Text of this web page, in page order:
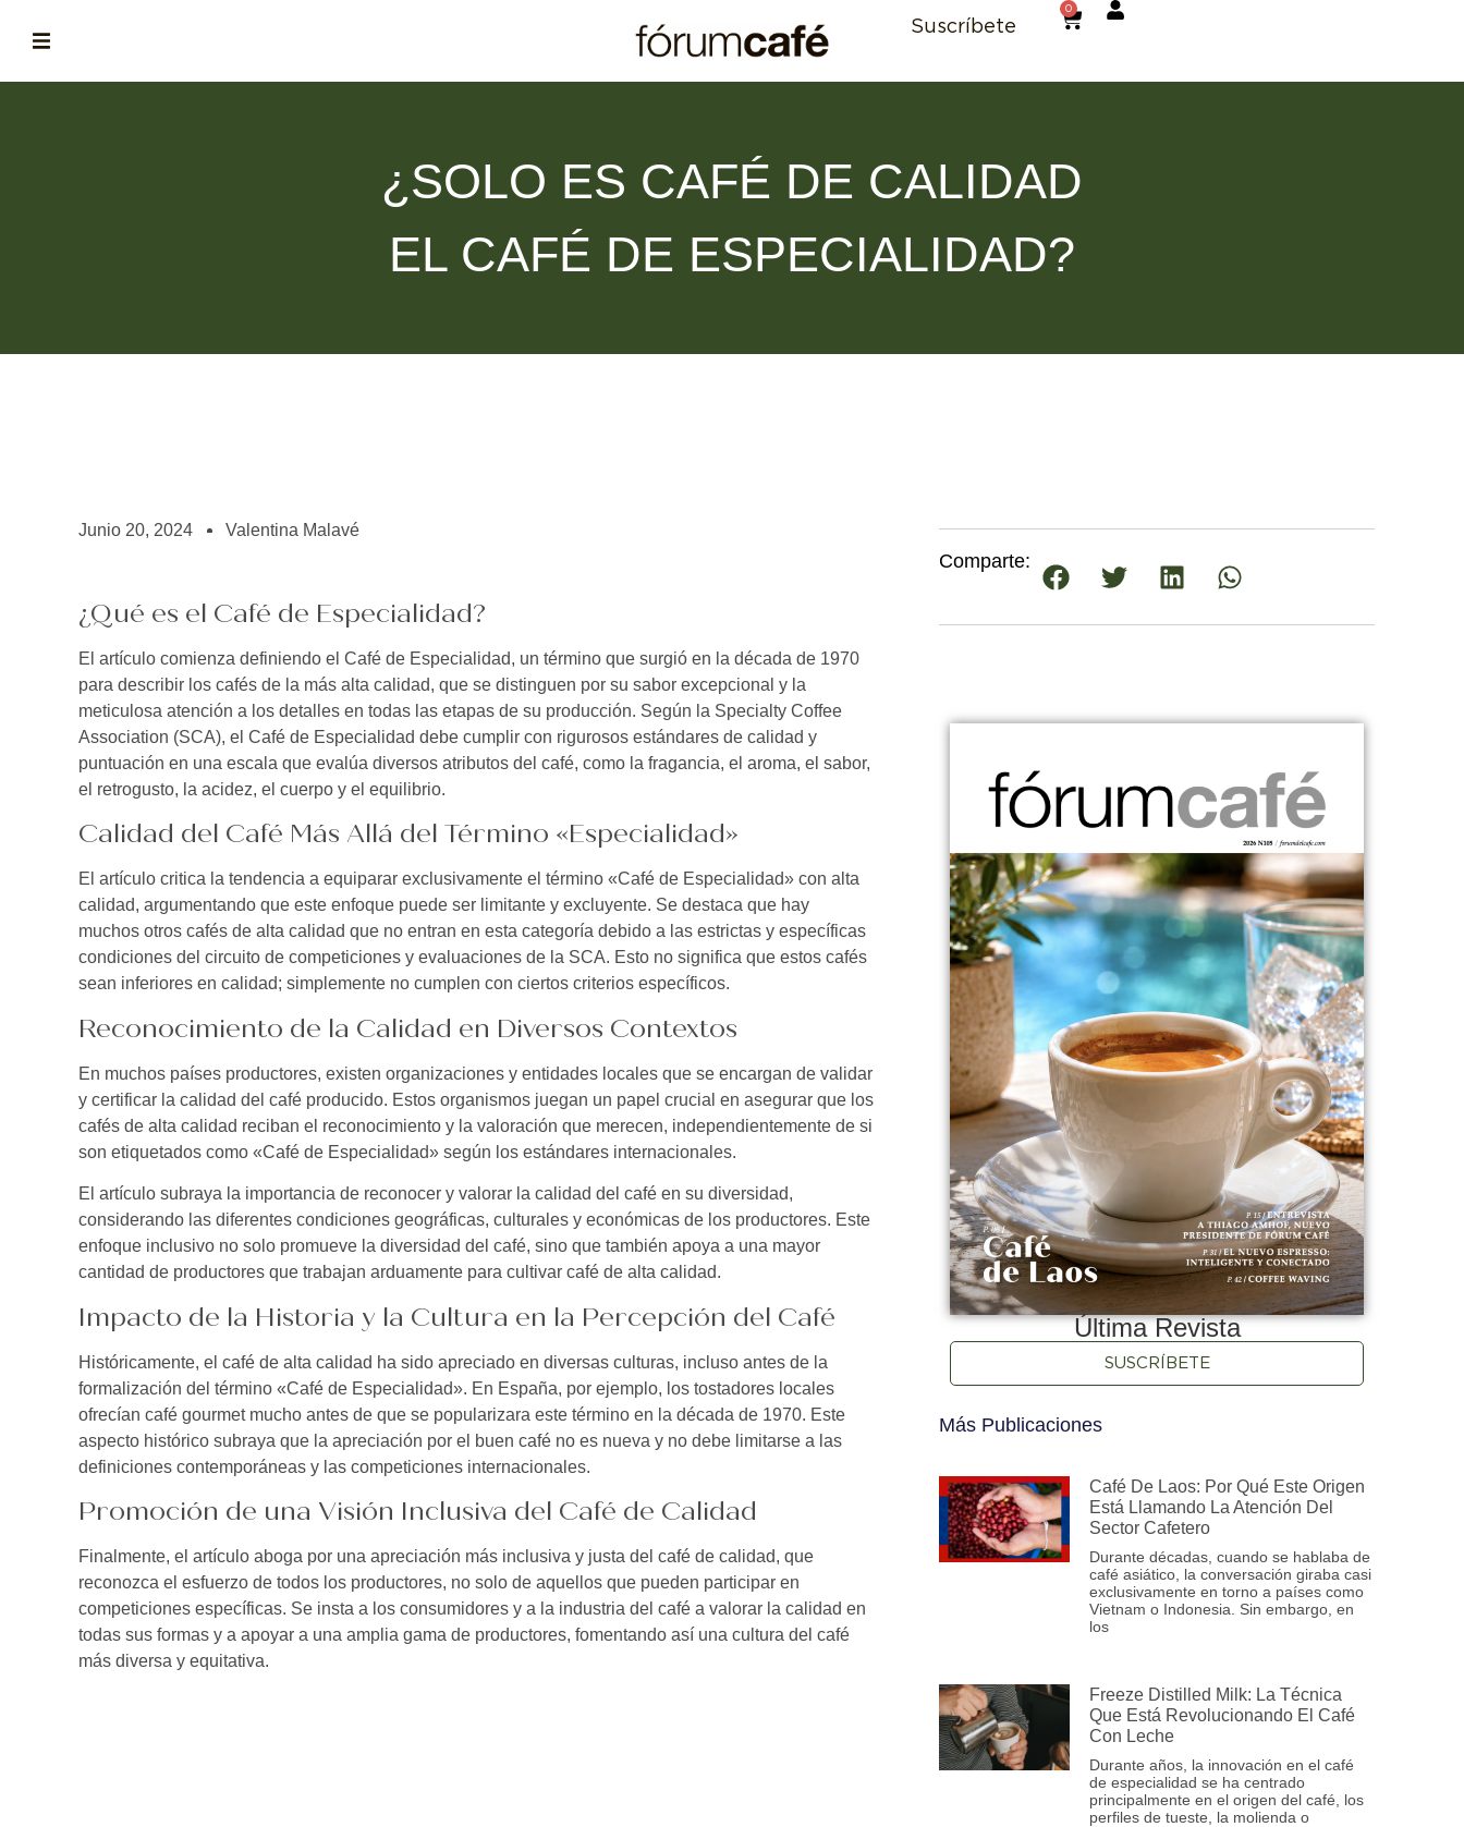
¡te imaginas vivir de tu pasión por el café?
Suscríbete
0
¿SOLO ES CAFÉ DE CALIDAD
EL CAFÉ DE ESPECIALIDAD?
Junio 20, 2024 Valentina Malavé
¿Qué es el Café de Especialidad?
El artículo comienza definiendo el Café de Especialidad, un término que surgió en la década de 1970
para describir los cafés de la más alta calidad, que se distinguen por su sabor excepcional y la
meticulosa atención a los detalles en todas las etapas de su producción. Según la Specialty Coffee
Association (SCA), el Café de Especialidad debe cumplir con rigurosos estándares de calidad y
puntuación en una escala que evalúa diversos atributos del café, como la fragancia, el aroma, el sabor,
el retrogusto, la acidez, el cuerpo y el equilibrio.
Calidad del Café Más Allá del Término «Especialidad»
El artículo critica la tendencia a equiparar exclusivamente el término «Café de Especialidad» con alta
calidad, argumentando que este enfoque puede ser limitante y excluyente. Se destaca que hay
muchos otros cafés de alta calidad que no entran en esta categoría debido a las estrictas y específicas
condiciones del circuito de competiciones y evaluaciones de la SCA. Esto no significa que estos cafés
sean inferiores en calidad; simplemente no cumplen con ciertos criterios específicos.
Reconocimiento de la Calidad en Diversos Contextos
En muchos países productores, existen organizaciones y entidades locales que se encargan de validar
y certificar la calidad del café producido. Estos organismos juegan un papel crucial en asegurar que los
cafés de alta calidad reciban el reconocimiento y la valoración que merecen, independientemente de si
son etiquetados como «Café de Especialidad» según los estándares internacionales.
El artículo subraya la importancia de reconocer y valorar la calidad del café en su diversidad,
considerando las diferentes condiciones geográficas, culturales y económicas de los productores. Este
enfoque inclusivo no solo promueve la diversidad del café, sino que también apoya a una mayor
cantidad de productores que trabajan arduamente para cultivar café de alta calidad.
Impacto de la Historia y la Cultura en la Percepción del Café
Históricamente, el café de alta calidad ha sido apreciado en diversas culturas, incluso antes de la
formalización del término «Café de Especialidad». En España, por ejemplo, los tostadores locales
ofrecían café gourmet mucho antes de que se popularizara este término en la década de 1970. Este
aspecto histórico subraya que la apreciación por el buen café no es nueva y no debe limitarse a las
definiciones contemporáneas y las competiciones internacionales.
Promoción de una Visión Inclusiva del Café de Calidad
Finalmente, el artículo aboga por una apreciación más inclusiva y justa del café de calidad, que
reconozca el esfuerzo de todos los productores, no solo de aquellos que pueden participar en
competiciones específicas. Se insta a los consumidores y a la industria del café a valorar la calidad en
todas sus formas y a apoyar a una amplia gama de productores, fomentando así una cultura del café
más diversa y equitativa.
Comparte:
Última Revista
SUSCRÍBETE
Más Publicaciones
Café De Laos: Por Qué Este Origen
Está Llamando La Atención Del
Sector Cafetero
Durante décadas, cuando se hablaba de
café asiático, la conversación giraba casi
exclusivamente en torno a países como
Vietnam o Indonesia. Sin embargo, en
los
Freeze Distilled Milk: La Técnica
Que Está Revolucionando El Café
Con Leche
Durante años, la innovación en el café
de especialidad se ha centrado
principalmente en el origen del café, los
perfiles de tueste, la molienda o